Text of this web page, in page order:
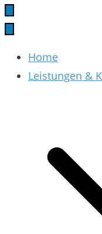
Home
Leistungen &